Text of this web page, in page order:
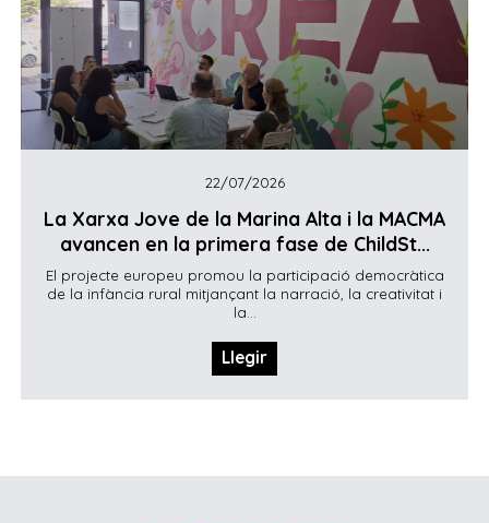
22/07/2026
La Xarxa Jove de la Marina Alta i la MACMA
avancen en la primera fase de ChildSt...
El projecte europeu promou la participació democràtica
de la infància rural mitjançant la narració, la creativitat i
la...
Llegir